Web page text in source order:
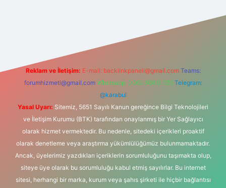
Reklam ve İletişim: E-mail: backlinkpaneli@gmail.com Teams:
forumhizmeti@gmail.com Whatsapp: 0262 606 0 726 Telegram:
@karabul
Yasal Uyarı: Sitemiz, 5651 Sayılı Kanun gereğince Bilgi Teknolojileri
ve İletişim Kurumu (BTK) tarafından onaylanmış bir Yer Sağlayıcı
olarak hizmet vermektedir. Bu nedenle, sitedeki içerikleri proaktif
olarak denetleme veya araştırma yükümlülüğümüz bulunmamaktadır.
Ancak, üyelerimiz yazdıkları içeriklerin sorumluluğunu taşımakta olup,
siteye üye olarak bu sorumluluğu kabul etmiş sayılırlar. Bu internet
sitesi, herhangi bir marka, kurum veya şahıs şirketi ile hiçbir bağlantısı